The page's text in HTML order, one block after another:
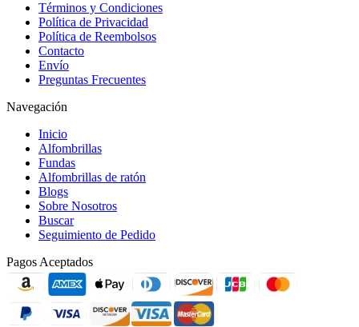
Términos y Condiciones
Política de Privacidad
Política de Reembolsos
Contacto
Envío
Preguntas Frecuentes
Navegación
Inicio
Alfombrillas
Fundas
Alfombrillas de ratón
Blogs
Sobre Nosotros
Buscar
Seguimiento de Pedido
Pagos Aceptados